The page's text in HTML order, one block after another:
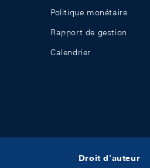
Politique monétaire
Rapport de gestion
Calendrier
Droit d'auteur